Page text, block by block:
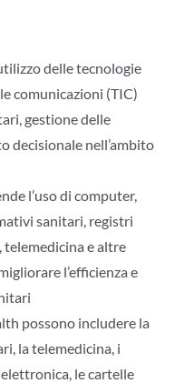
delle tecnologie
comunicazioni (TIC)
gestione delle
decisionale nell’ambito
l’uso di computer,
sanitari, registri
e altre
l’efficienza e
possono includere la
la telemedicina, i
le cartelle